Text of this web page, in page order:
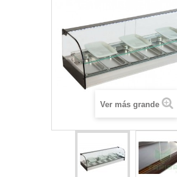
Ver más grande